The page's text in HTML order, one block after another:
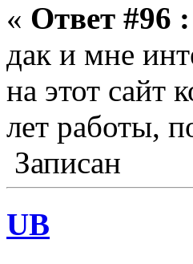
« Ответ #96 :
дак и мне
на этот сайт
лет работы,
Записан
UB